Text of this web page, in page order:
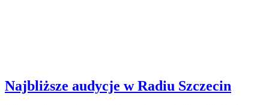
Najbliższe audycje w Radiu Szczecin